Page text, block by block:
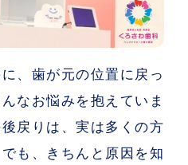
、歯が元の位置に戻っ
なお悩みを抱えていま
後戻り は、実は多くの方
も、きちんと原因を知